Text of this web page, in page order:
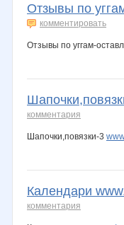
Отзывы по
комментировать
Отзывы по уггам-
комментария
Шапочки,повязки-3
Календари
комментария